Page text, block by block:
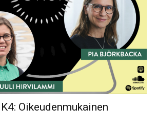
Oikeudenmukainen